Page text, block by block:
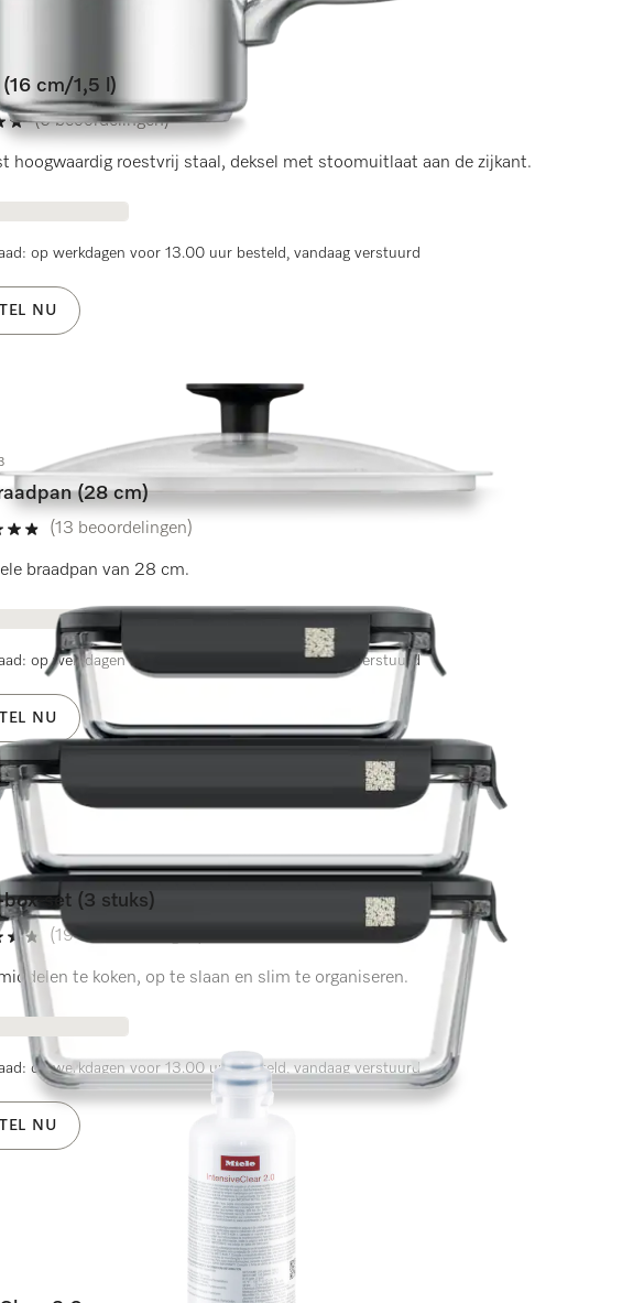
cm/1,5 l)
van de 5
(6 beoordelingen)
hoogwaardig roestvrij staal, deksel met stoomuitlaat aan de zijkant.
op werkdagen voor 13.00 uur besteld, vandaag verstuurd
NU
(28 cm)
van de 5
(13 beoordelingen)
braadpan van 28 cm.
op werkdagen voor 13.00 uur besteld, vandaag verstuurd
NU
set (3 stuks)
van de 5
(194 beoordelingen)
te koken, op te slaan en slim te organiseren.
op werkdagen voor 13.00 uur besteld, vandaag verstuurd
NU